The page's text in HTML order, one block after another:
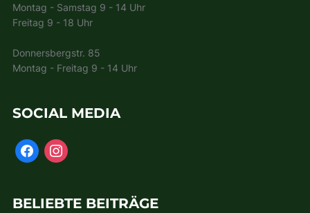
Montag - Samstag 9 - 14 Uhr
Freitag 9 - 18 Uhr
Donnersbergstr. 85
Montag - Freitag 9 - 14 Uhr
SOCIAL MEDIA
BELIEBTE BEITRÄGE